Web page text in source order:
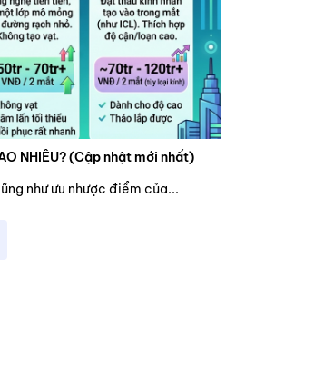
NHIÊU? (Cập nhật mới nhất)
như ưu nhược điểm của...